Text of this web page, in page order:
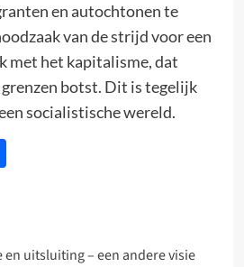
en autochtonen te
van de strijd voor een
met het kapitalisme, dat
botst. Dit is tegelijk
socialistische wereld.
Delen
uitsluiting – een andere visie